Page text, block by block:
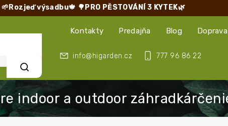
🌱Rozjeď výsadbu🍁 🌳PRO PĚSTOVÁNÍ 3 KYTEK🌿
777 96 86 22
info@higarden.cz
Kontakty Predajňa Blog Doprava
Hľadať